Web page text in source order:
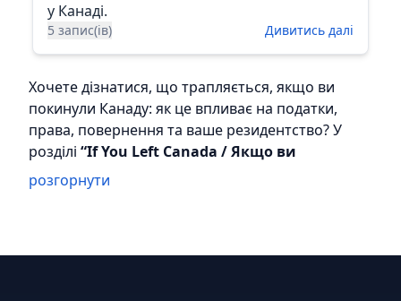
у Канаді.
5 запис(ів) Дивитись далі
Хочете дізнатися, що трапляється, якщо ви
покинули Канаду: як це впливає на податки,
права, повернення та ваше резидентство? У
розділі “If You Left Canada / Якщо ви
покинули Канаду”
інформацію, юридичні й фінансові поради, а
повернутися.
розгорнути